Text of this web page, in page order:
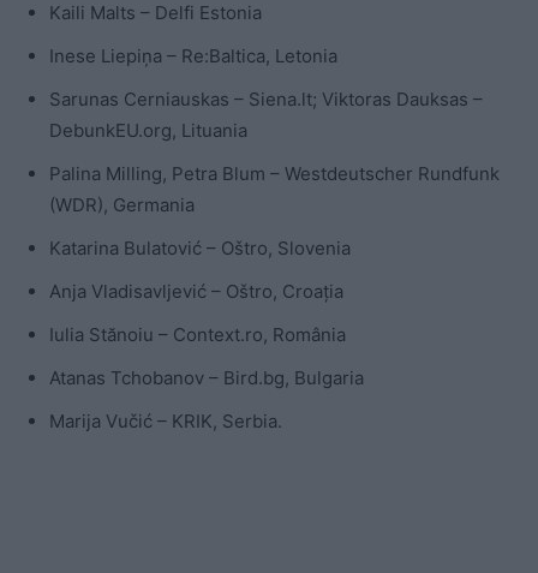
Kaili Malts – Delfi Estonia
Inese Liepiņa – Re:Baltica, Letonia
Sarunas Cerniauskas – Siena.lt; Viktoras Dauksas –
DebunkEU.org, Lituania
Palina Milling, Petra Blum – Westdeutscher Rundfunk
(WDR), Germania
Katarina Bulatović – Oštro, Slovenia
Anja Vladisavljević – Oštro, Croația
Iulia Stănoiu – Context.ro, România
Atanas Tchobanov – Bird.bg, Bulgaria
Marija Vučić – KRIK, Serbia.